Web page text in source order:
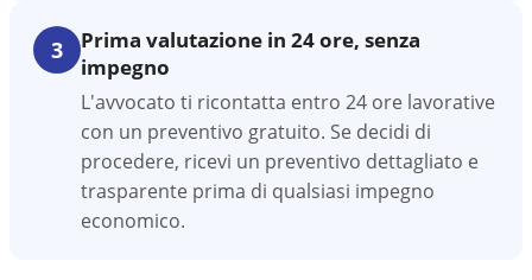
3
Prima valutazione in 24 ore, senza
impegno
L'avvocato ti ricontatta entro 24 ore lavorative
con un preventivo gratuito. Se decidi di
procedere, ricevi un preventivo dettagliato e
trasparente prima di qualsiasi impegno
economico.